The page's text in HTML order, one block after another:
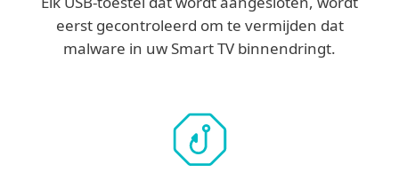
eerst gecontroleerd om te vermijden dat
malware in uw Smart TV binnendringt.